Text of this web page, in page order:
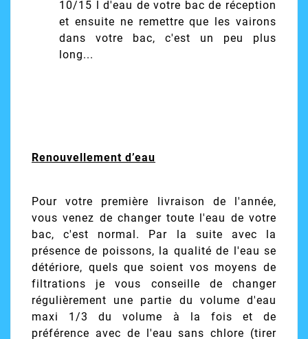
10/15 l d'eau de votre bac de réception
et ensuite ne remettre que les vairons
dans votre bac, c'est un peu plus
long...
Renouvellement d’eau
Pour votre première livraison de l'année,
vous venez de changer toute l'eau de votre
bac, c'est normal. Par la suite avec la
présence de poissons, la qualité de l'eau se
détériore, quels que soient vos moyens de
filtrations je vous conseille de changer
régulièrement une partie du volume d'eau
maxi 1/3 du volume à la fois et de
préférence avec de l'eau sans chlore (tirer